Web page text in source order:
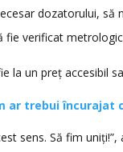
dozatorului,
fie verificat
la un preț accesibil
ar trebui încurajat
sens. Să fim